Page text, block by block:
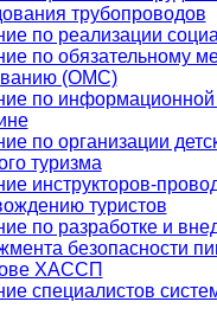
трубопроводов
по реализации
по обязательному
(ОМС)
по информационной
по организации
туризма
инструкторов-
туристов
по разработке и
безопасности
ХАССП
специалистов